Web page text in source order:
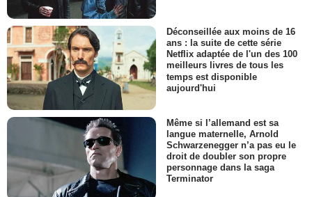
Déconseillée aux moins de 16
ans : la suite de cette série
Netflix adaptée de l'un des 100
meilleurs livres de tous les
temps est disponible
aujourd'hui
Même si l’allemand est sa
langue maternelle, Arnold
Schwarzenegger n’a pas eu le
droit de doubler son propre
personnage dans la saga
Terminator